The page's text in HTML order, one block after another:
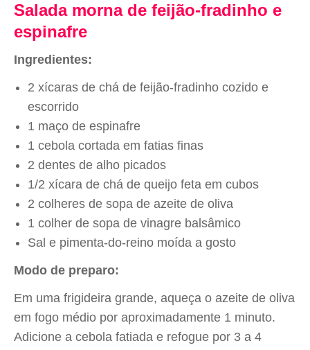
Salada morna de feijão-fradinho e
espinafre
Ingredientes:
2 xícaras de chá de feijão-fradinho cozido e
escorrido
1 maço de espinafre
1 cebola cortada em fatias finas
2 dentes de alho picados
1/2 xícara de chá de queijo feta em cubos
2 colheres de sopa de azeite de oliva
1 colher de sopa de vinagre balsâmico
Sal e pimenta-do-reino moída a gosto
Modo de preparo:
Em uma frigideira grande, aqueça o azeite de oliva
em fogo médio por aproximadamente 1 minuto.
Adicione a cebola fatiada e refogue por 3 a 4